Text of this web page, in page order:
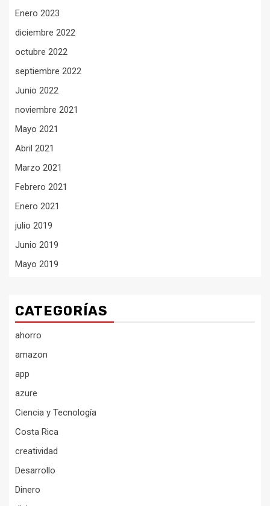
Enero 2023
diciembre 2022
octubre 2022
septiembre 2022
Junio 2022
noviembre 2021
Mayo 2021
Abril 2021
Marzo 2021
Febrero 2021
Enero 2021
julio 2019
Junio 2019
Mayo 2019
CATEGORÍAS
ahorro
amazon
app
azure
Ciencia y Tecnología
Costa Rica
creatividad
Desarrollo
Dinero